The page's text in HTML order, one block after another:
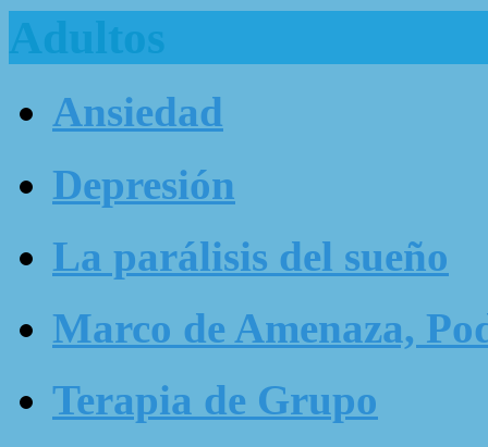
Adultos
Ansiedad
Depresión
La parálisis del sueño
Marco de Amenaza,
Terapia de Grupo